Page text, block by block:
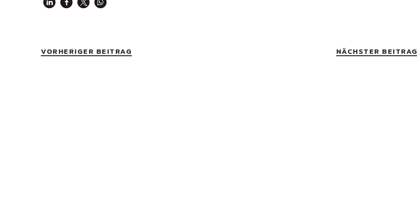
VORHERIGER BEITRAG NÄCHSTER BEITRAG